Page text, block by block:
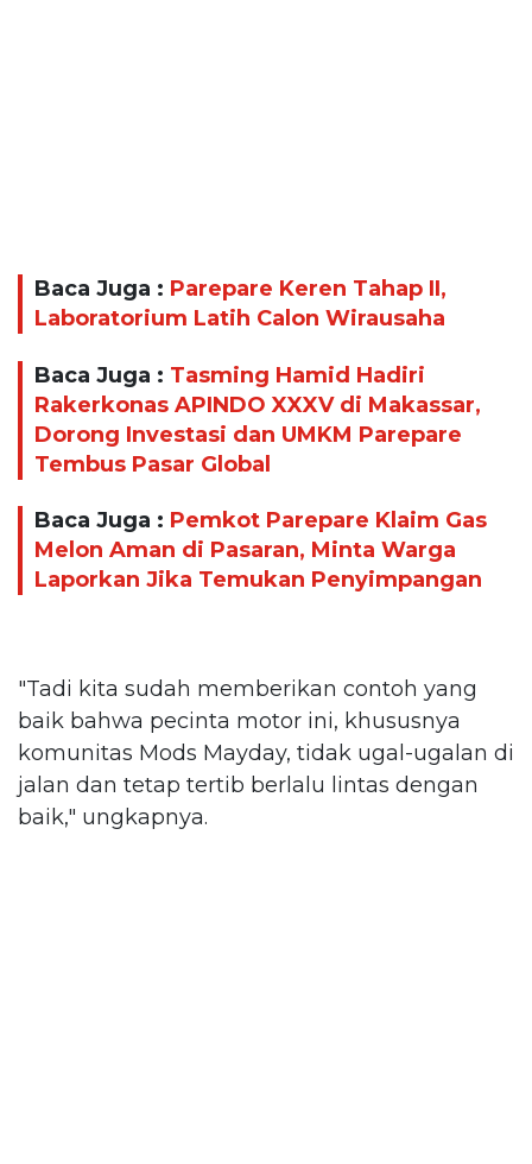
Baca Juga : Parepare Keren Tahap II,
Laboratorium Latih Calon Wirausaha
Baca Juga : Tasming Hamid Hadiri
Rakerkonas APINDO XXXV di Makassar,
Dorong Investasi dan UMKM Parepare
Tembus Pasar Global
Baca Juga : Pemkot Parepare Klaim Gas
Melon Aman di Pasaran, Minta Warga
Laporkan Jika Temukan Penyimpangan
"Tadi kita sudah memberikan contoh yang
baik bahwa pecinta motor ini, khususnya
komunitas Mods Mayday, tidak ugal-ugalan di
jalan dan tetap tertib berlalu lintas dengan
baik," ungkapnya.